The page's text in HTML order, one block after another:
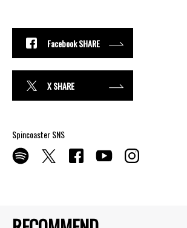
Facebook SHARE
X SHARE
Spincoaster SNS